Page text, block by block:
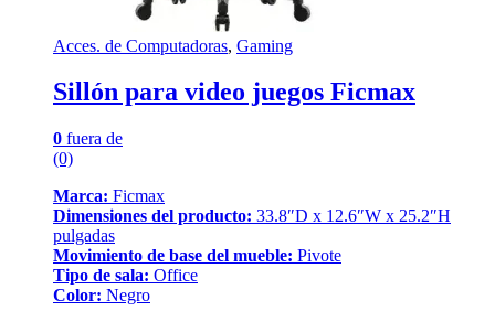
Acces. de Computadoras, Gaming
Sillón para video juegos Ficmax
0 fuera de
(0)
Marca: Ficmax
Dimensiones del producto: 33.8″D x 12.6″W x 25.2″H
pulgadas
Movimiento de base del mueble: Pivote
Tipo de sala: Office
Color: Negro